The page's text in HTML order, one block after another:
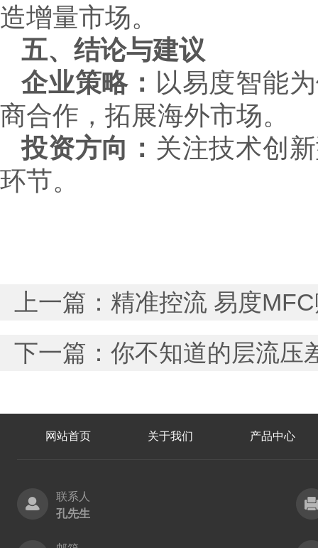
造增量市场。
五、结论与建议
企业策略： 以易度智能
商合作，拓展海外市场。
投资方向： 关注技术创
环节。
上一篇： 精准控流 易度
下一篇： 你不知道的层流压
网站首页 关于我们 产品中心
联系人
孔先生